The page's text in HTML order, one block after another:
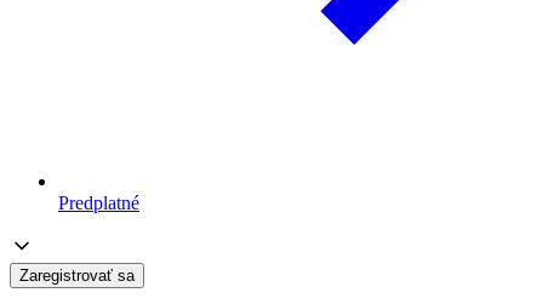
Predplatné
Zaregistrovať sa